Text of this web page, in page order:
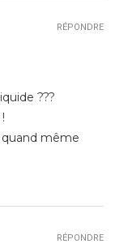
???
quand même
RÉPONDRE
RÉPONDRE